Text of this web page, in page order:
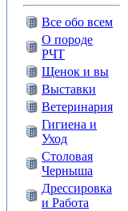
Все обо всем
О породе
РЧТ
Щенок и вы
Выставки
Ветеринария
Гигиена и
Уход
Столовая
Черныша
Дрессировка
и Работа